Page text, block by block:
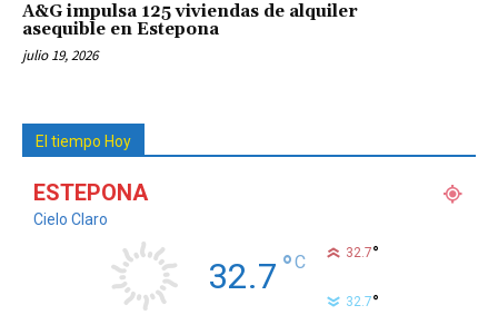
A&G impulsa 125 viviendas de alquiler
asequible en Estepona
julio 19, 2026
El tiempo Hoy
ESTEPONA
Cielo Claro
32.7 °C 32.7°
32.7°